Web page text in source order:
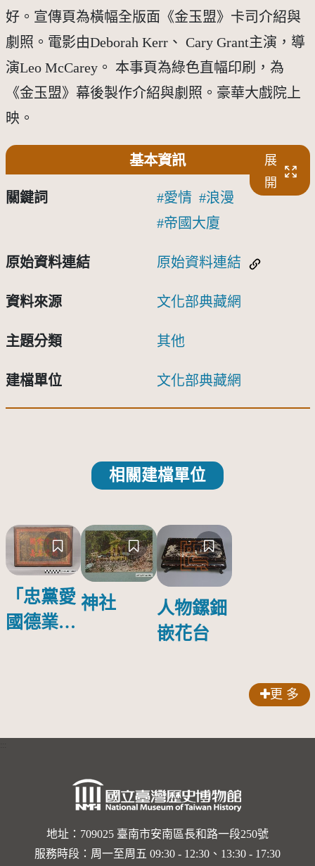
好。宣傳頁為橫幅全版面《金玉盟》卡司介紹與
劇照。電影由Deborah Kerr、 Cary Grant主演，導
演Leo McCarey。 本事頁為綠色直幅印刷，為
《金玉盟》幕後製作介紹與劇照。豪華大戲院上
映。
基本資訊
展
開
關鍵詞 愛情
浪漫
帝國大廈
原始資料連結 原始資料連結
資料來源 文化部典藏網
主題分類 其他
建檔單位 文化部典藏網
相關建檔單位
「忠黨愛
國德業並
神社
人物鏍鈿
嵌花台
更 多
地址：709025 臺南市安南區長和路一段250號
服務時段：周一至周五 09:30 - 12:30、13:30 - 17:30